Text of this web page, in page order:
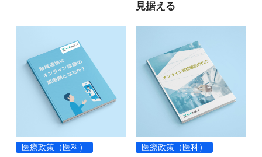
見据える
医療政策（医科）
医療政策（医科）